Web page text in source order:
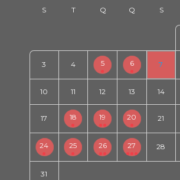
3 4 5 6 7
10 11 12 13 14
17 18 19 20 21
24 25 26 27 28
31